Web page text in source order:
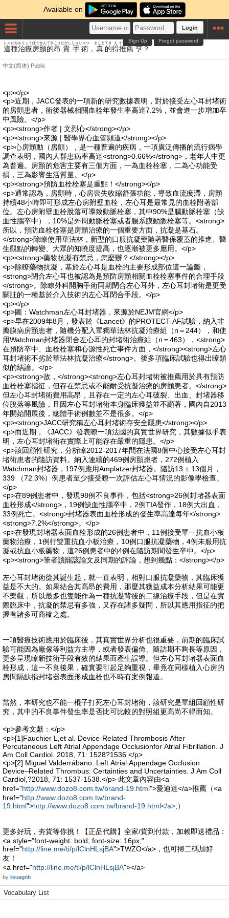
Available on
Login
Forgot password
Sign Up
這
しゃ
種
たね
治療
ちりょう
房
ぼう
顫
せん
的
てき
昂
こう
貴
たかし
手術
しゅじゅつ
， 真
まこと
的
てき
得
え
推薦
すいせん
亨
とおる
？
中文(简体) Public
<p></p>
<p>近期，JACC發表的一項新的研究數據表明，對於接受左心耳封堵術
的房顫患者，術後器械相關血栓年發生率高達7.2%，並會進一步增加卒
中風險。</p>
<p><strong>作者 | 文烈心</strong></p>
<p><strong>來源 | 醫學界心血管頻道</strong></p>
<p>心房顫動（房顫），是一種普遍的疾病，一項廣泛傳播的流行病學
調查表明，國內人群患病率高達<strong>0.66%</strong>，老年人中更
為普遍。房顫的危害主要有三個方面，一為血栓栓塞，二為心功能受
損，三為影響生活質量。</p>
<p><strong>預防血栓栓塞是重點！</strong></p>
<p>通常認為，房顫時，心房喪失收縮舒張功能，導致血流瘀滯，房顫
持續48小時即可形成左心房附壁血栓，左心耳是最常見的血栓附著部
位。左心房附壁血栓脫落可導致動脈栓塞，其中90%是腦動脈栓塞（缺
血性腦卒中），10%是外周動脈栓塞或者腸系膜動脈栓塞等。<strong>
所以，預防血栓栓塞是房顫治療的一個重要方面，抗凝是基石。
</strong>除瞭使用華法林，新型的口服抗凝藥隨著醫保覆蓋的推進、醫
生觀點的轉變、大眾的知曉度提高，也逐漸被更多應用。</p>
<p><strong>藥物抗凝有禁忌，怎麼辦？</strong></p>
<p>除瞭藥物抗凝，基於左心耳是血栓的主要形成部位這一論斷，
<strong>閉合左心耳也被認為是預防房顫相關血栓栓塞事件的合理手段
</strong>。除瞭外科開胸手術同期閉合左心耳外，左心耳封堵術是更受
關註的一種基於介入技術的左心耳閉合手段。</p>
<p></p>
<p>圖：Watchman左心耳封堵器，來源於NEJM官網</p>
<p>早在2009年8月，發表於《Lancet》的PROTECT-AF試驗，納入非
瓣膜病房顫患者，隨機分配入單獨華法林抗凝治療組（n＝244），和使
用Watchman封堵器閉合左心耳的封堵術治療組（n＝463），<strong>
在預防卒中、血栓栓塞和心源性死亡事件方面，</strong><strong>左心
耳封堵術不劣於華法林抗凝治療</strong>。後多項臨床試驗也得出瞭類
似的結論。</p>
<p><strong>故，</strong><strong>左心耳封堵術被推薦用於具有預防
血栓栓塞指征，但存在禁忌或不能耐受抗凝治療的房顫患者。</strong>
但左心耳封堵術費用高昂，且存在一定的左心耳破裂、出血、封堵器移
位脫落等風險，且因左心耳封堵術本身臨床獲益並不顯著，國內自2013
年開始開展後，總體手術例數並不是很多。</p>
<p><strong>JACC研究稱左心耳封堵術存安全隱患</strong></p>
<p>而近期，《JACC》發表瞭一項法國的真實世界研究，其數據似乎表
明，左心耳封堵術在實際上可能存在嚴重的隱患。</p>
<p>該回顧性研究，分析瞭2012-2017年間在法國8個中心接受左心耳封
堵術患者的隨訪資料。納入連續的469例房顫患者，272例植入
Watchman封堵器，197例應用Amplatzer封堵器。隨訪13 ± 13個月，
339 （72.3%）例患者至少接受瞭一次評估左心耳情況的影像學檢查。
</p>
<p>在89例患者中，發現98例不良事件，包括<strong>26例封堵器表面
血栓形成</strong>，19例缺血性腦卒中，2例TIA發作，18例大出血，
33例死亡。<strong>封堵器表面血栓形成的發生率高達每年</strong>
<strong>7.2%</strong>。</p>
<p>在發現封堵器表面血栓形成的26例患者中，11例接受單一抗血小板
藥物治療，1例行雙重抗血小板治療，10例口服抗凝藥物，4例未服用抗
凝或抗血小板藥物，這26例患者中的4例在隨訪期間發生卒中。</p>
<p><strong>筆者讀罷該論文及同期的評論，想到幾點：</strong></p>
左心耳封堵術從其誕生起，就一直表明，相對口服抗凝藥物，其臨床獲
益是不大的。如果結合其高昂的費用，那麼其獲益成本分析結果可能更
不樂觀，所以最多也隻能作為一種抗凝背後的二線治療手段，但是在實
際臨床中，抗凝的禁忌有多強，又存在諸多疑問，所以其應用指征的把
握有諸多可商榷之處。
一項醫療技術應用於臨床後，其真實世界分析也很重要，前期的臨床試
驗可能因為廠傢等利益方主導，或者發表偏倚、隨訪期不夠長等原因，
更多呈現瞭新技術手段有效的結果而產生誤導。但左心耳封堵器表面血
栓形成，這一不良後果，確實要引起足夠重視，畢竟在同樣植入心房的
房間隔缺損封堵器表面形成血栓也不時有案例報道。
當然，本研究也不能一棍子打死左心耳封堵術，該研究是單組回顧性研
究，其中的不良事件發生率是否比可比較的對照組更高尚不得而知。
<p>參考文獻：</p>
<p>[1]Fauchier L,et al. Device-Related Thrombosis After
Percutaneous Left Atrial Appendage Occlusionfor Atrial Fibrillation. J
Am Coll Cardiol. 2018, 71: 1528?1536 </p>
<p>[2] Miguel Valderrábano. Left Atrial Appendage Occlusion
Device–Related Thrombus: Certainties and Uncertainties. J Am Coll
Cardiol,?2018, 71: 1537-1538.</p> 此文章內容由<a
href="http://www.dozo8.com.tw/brand-19.html">愛迪達</a>推薦（<a
href="http://www.dozo8.com.tw/brand-
19.html">http://www.dozo8.com.tw/brand-19.html</a>;）
更多好玩，夯貨等你挑！【正品代購】全家/貨到付款，加赖即送禮品：
<a style="font-weight: bold; font-size: 16px;"
href="http://line.me/ti/p/lClnHLsjBA">TWZO</a>，也可掃二碼加好
友！
<a href="http://line.me/ti/p/lClnHLsjBA"></a>
by lieuagnb
Vocabulary List